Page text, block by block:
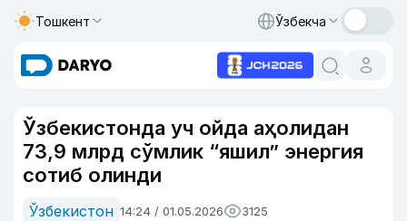
Тошкент Ўзбекча
Ўзбекистонда уч ойда аҳолидан
73,9 млрд сўмлик “яшил” энергия
сотиб олинди
Ўзбекистон 14:24 / 01.05.2026 3125